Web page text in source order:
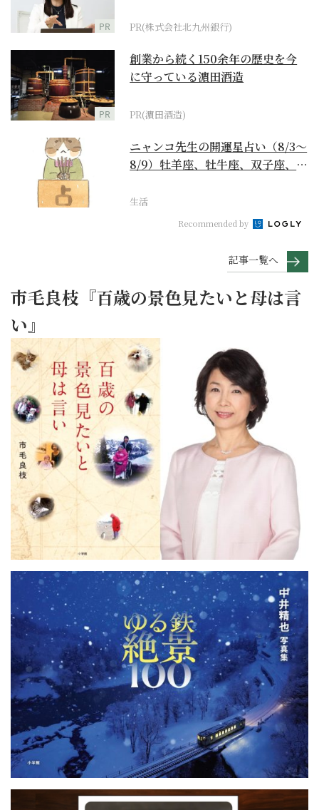
PR PR(株式会社北九州銀行)
PR
創業から続く150余年の歴史を今
に守っている濵田酒造
PR(濵田酒造)
ニャンコ先生の開運星占い（8/3～
8/9）牡羊座、牡牛座、双子座、蟹
生活
Recommended by
記事一覧へ
市毛良枝『百歳の景色見たいと母は言
い』